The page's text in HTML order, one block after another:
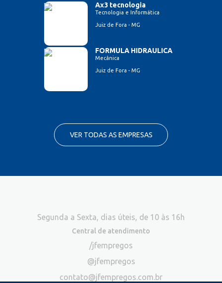
Ax3 tecnologia
Tecnologia e Informática
Juiz de Fora - MG
FORMULA HIDRAULICA
Mecânica
Juiz de Fora - MG
VER TODAS AS EMPRESAS
Segunda a Sexta, dias úteis, de 10 às 16h
Central de atendimento
/jfempregos
@jfempregos
contato@jfempregos.com.br